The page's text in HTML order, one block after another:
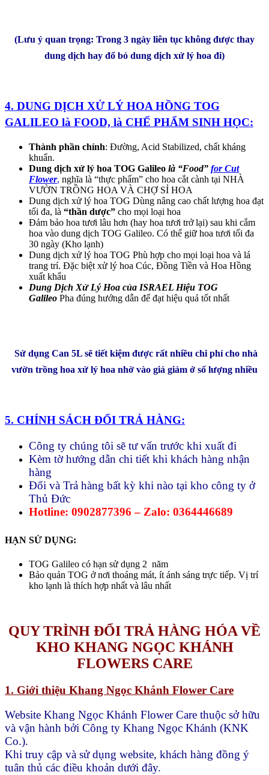
(Lưu ý quan trọng: Trong 3 ngày liên tục không được thay
dung dịch hay đổ bỏ dung dịch xử lý hoa đi)
4. DUNG DỊCH XỬ LÝ HOA HỒNG TOG
GALILEO là FOOD, là CHẾ PHẨM SINH HỌC:
Thành phần chính: Đường, Acid Stabilized, chất kháng
khuẩn.
Dung dịch xử lý hoa TOG Galileo là “Food” for Cut
Flower, nghĩa là “thực phẩm” cho hoa cắt cành tại NHÀ
VƯỜN TRỒNG HOA VÀ CHỢ SỈ HOA
Dung dịch xử lý hoa TOG Dùng nâng cao chất lượng hoa đạt
tối đa, là “thần dược” cho mọi loại hoa
Đảm bảo hoa tươi lâu hơn (hay hoa tươi trở lại) sau khi cắm
hoa vào dung dịch TOG Galileo. Có thể giữ hoa tươi tối đa
30 ngày (Kho lạnh)
Dung dịch xử lý hoa TOG Phù hợp cho mọi loại hoa và lá
trang trí. Đặc biệt xử lý hoa Cúc, Đồng Tiền và Hoa Hồng
xuất khẩu
Dung Dịch Xử Lý Hoa của ISRAEL Hiệu TOG
Galileo Pha đúng hướng dẫn để đạt hiệu quả tốt nhất
Sử dụng Can 5L sẽ tiết kiệm được rất nhiều chi phí cho nhà
vườn trồng hoa xử lý hoa nhờ vào giá giảm ở số lượng nhiều
5. CHÍNH SÁCH ĐỔI TRẢ HÀNG:
Công ty chúng tôi sẽ tư vấn trước khi xuất đi
Kèm tờ hướng dẫn chi tiết khi khách hàng nhận
hàng
Đổi và Trả hàng bất kỳ khi nào tại kho công ty ở
Thủ Đức
Hotline: 0902877396 – Zalo: 0364446689
HẠN SỬ DỤNG:
TOG Galileo có hạn sử dụng 2 năm
Bảo quản TOG ở nơi thoáng mát, ít ánh sáng trực tiếp. Vị trí
kho lạnh là thích hợp nhất và lâu nhất
QUY TRÌNH ĐỔI TRẢ HÀNG HÓA VỀ
KHO KHANG NGỌC KHÁNH
FLOWERS CARE
1. Giới thiệu Khang Ngọc Khánh Flower Care
Website Khang Ngọc Khánh Flower Care thuộc sở hữu
và vận hành bởi Công ty Khang Ngọc Khánh (KNK
Co.).
Khi truy cập và sử dụng website, khách hàng đồng ý
tuân thủ các điều khoản dưới đây.